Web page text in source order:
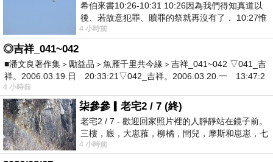
希伯來書10:26-10:31 10:26因為我們得知真道以
後、若故意犯罪、贖罪的祭就再沒有了． 10:27惟
有戰懼等候審判和那燒滅眾敵人的烈火
4 小時前
◎吉祥_041~042
■潘文良著作集＞勵益品＞魚雁千里共今緣＞吉祥_041~042 ▽041_吉
祥。2006.03.19.日 20:33:21▽042_吉祥。2006.03.20.一 13:47:2
4 小時前
柒參參▎老宅2 / 7 (終)
老宅2 / 7 - 歡迎回家照片裡的人靜靜站在鏡子前。
三樓，廄，大崽蕥，柳橘，閆兒，摩斯和崽崽，七
個人整整齊齊地站在鏡框之外，如同
4 小時前